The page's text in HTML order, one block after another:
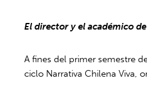
El director y el académico
A fines del primer semestre
ciclo Narrativa Chilena Viva,